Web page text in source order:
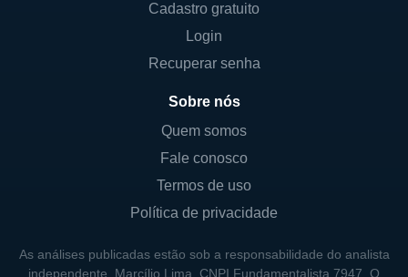
Cadastro gratuito
Login
Recuperar senha
Sobre nós
Quem somos
Fale conosco
Termos de uso
Política de privacidade
As análises publicadas estão sob a responsabilidade do analista
independente, Marcílio Lima, CNPI Fundamentalista 7947. O